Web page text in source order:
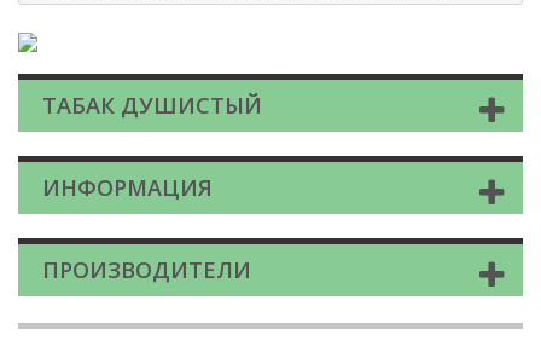
ТАБАК ДУШИСТЫЙ
ИНФОРМАЦИЯ
ПРОИЗВОДИТЕЛИ